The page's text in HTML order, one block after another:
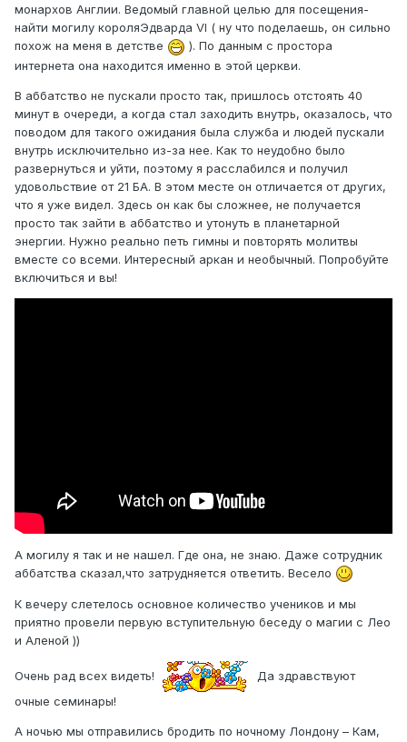
монархов Англии. Ведомый главной целью для посещения-
найти могилу короляЭдварда VI ( ну что поделаешь, он сильно
похож на меня в детстве
). По данным с простора
интернета она находится именно в этой церкви.
В аббатство не пускали просто так, пришлось отстоять 40
минут в очереди, а когда стал заходить внутрь, оказалось, что
поводом для такого ожидания была служба и людей пускали
внутрь исключительно из-за нее. Как то неудобно было
развернуться и уйти, поэтому я расслабился и получил
удовольствие от 21 БА. В этом месте он отличается от других,
что я уже видел. Здесь он как бы сложнее, не получается
просто так зайти в аббатство и утонуть в планетарной
энергии. Нужно реально петь гимны и повторять молитвы
вместе со всеми. Интересный аркан и необычный. Попробуйте
включиться и вы!
А могилу я так и не нашел. Где она, не знаю. Даже сотрудник
аббатства сказал,что затрудняется ответить. Весело
К вечеру слетелось основное количество учеников и мы
приятно провели первую вступительную беседу о магии с Лео
и Аленой ))
Очень рад всех видеть!
Да здравствуют
очные семинары!
А ночью мы отправились бродить по ночному Лондону – Кам,